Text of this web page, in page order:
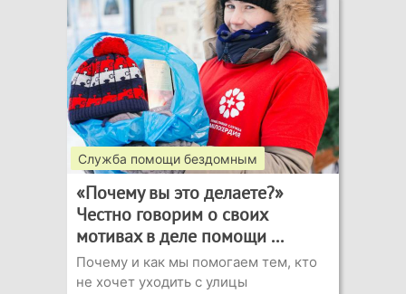
Служба помощи бездомным
«Почему вы это делаете?»
Честно говорим о своих
мотивах в деле помощи ...
Почему и как мы помогаем тем, кто
не хочет уходить с улицы